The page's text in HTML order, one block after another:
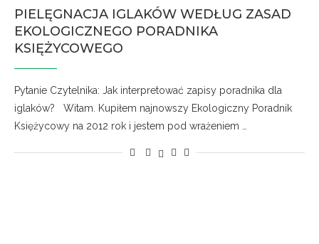
PIELĘGNACJA IGLAKÓW WEDŁUG ZASAD
EKOLOGICZNEGO PORADNIKA
KSIĘŻYCOWEGO
Pytanie Czytelnika: Jak interpretować zapisy poradnika dla
iglaków? Witam. Kupiłem najnowszy Ekologiczny Poradnik
Księżycowy na 2012 rok i jestem pod wrażeniem …